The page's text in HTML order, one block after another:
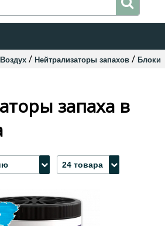
Воздух / Нейтрализаторы запахов / Блоки
запаха в
24 товара